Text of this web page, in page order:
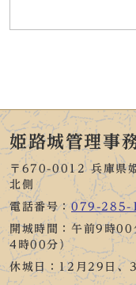
姫路城管理事
〒670-0012 兵庫県
北側
電話番号：079-285-
開城時間：午前9時
4時00分）
休城日：12月29日、